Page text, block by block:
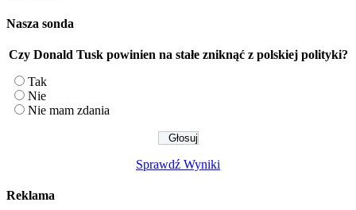
Nasza sonda
Czy Donald Tusk powinien na stałe zniknąć z polskiej polityki?
Tak
Nie
Nie mam zdania
Sprawdź Wyniki
Reklama